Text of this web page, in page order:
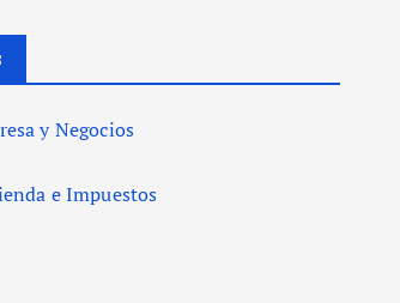
y Negocios
e Impuestos